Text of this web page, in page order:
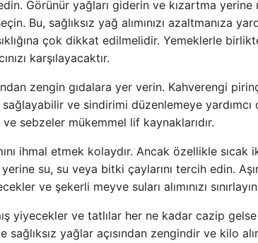
Görünür yağları giderin ve kızartma yerine
Bu, sağlıksız yağ alımınızı azaltmanıza
çok dikkat edilmelidir. Yemeklerle
karşılayacaktır.
zengin gıdalara yer verin. Kahverengi
ve sindirimi düzenlemeye yardımcı
sebzeler mükemmel lif kaynaklarıdır.
ihmal etmek kolaydır. Ancak özellikle sıcak
su, su veya bitki çaylarını tercih edin.
ve şekerli meyve suları alımınızı
yiyecekler ve tatlılar her ne kadar cazip
sağlıksız yağlar açısından zengindir ve kilo